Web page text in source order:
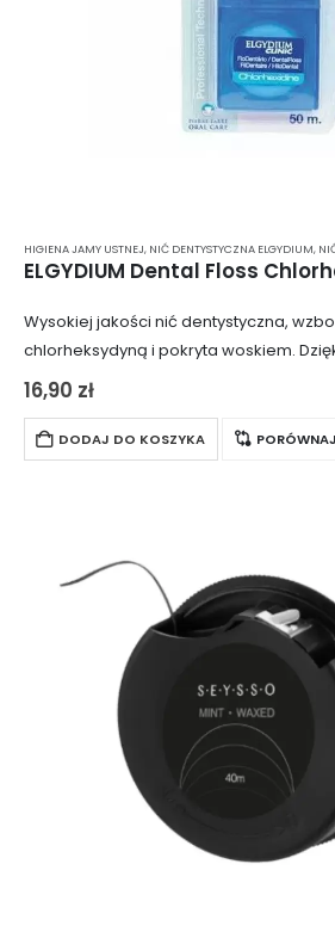
HIGIENA JAMY USTNEJ, NIĆ DENTYSTYCZNA ELGYDIUM,
Wysokiej jakości nić dentystyczna,
chlorheksydyną i pokryta woskiem.
powierzchni, nitkowanie przestrzeni
delikatne i wygodne, minimalizując
spowodowanych zbyt dużym
obecna w…
16,90 zł
DODAJ DO KOSZYKA PORÓWNAJ